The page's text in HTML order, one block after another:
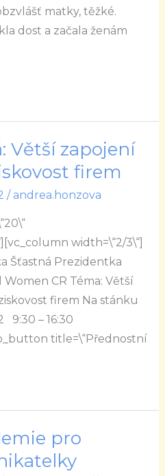
matky, těžké.
dost a začala ženám
Větší zapojení
firem
/ andrea.honzova
width=\“2/3\“]
Šťastná Prezidentka
Women CR Téma: Větší
firem Na stánku
9:30 – 16:30
title=\“Přednostní
pro